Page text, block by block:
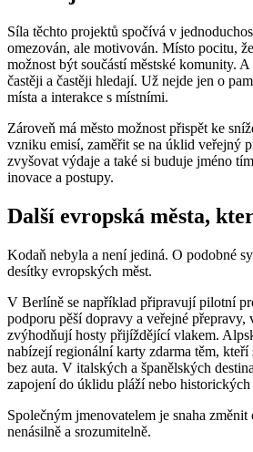
Síla těchto projektů spočívá v
omezován, ale motivován. Místo pocitu,
možnost být součástí městské komunity.
častěji a častěji hledají. Už nejde jen o
místa a interakce s místními.
Zároveň má město možnost přispět ke
vzniku emisí, zaměřit se na úklid veřejný
zvyšovat výdaje a také si buduje jméno
inovace a postupy.
Další evropská města,
Kodaň nebyla a není jediná. O podobné
desítky evropských měst.
V Berlíně se například připravují pilotní
podporu pěší dopravy a veřejné
zvýhodňují hosty přijíždějící vlakem.
nabízejí regionální karty zdarma těm, kteří
bez auta. V italských a španělských
zapojení do úklidu pláží nebo historických
Společným jmenovatelem je snaha
nenásilně a srozumitelně.